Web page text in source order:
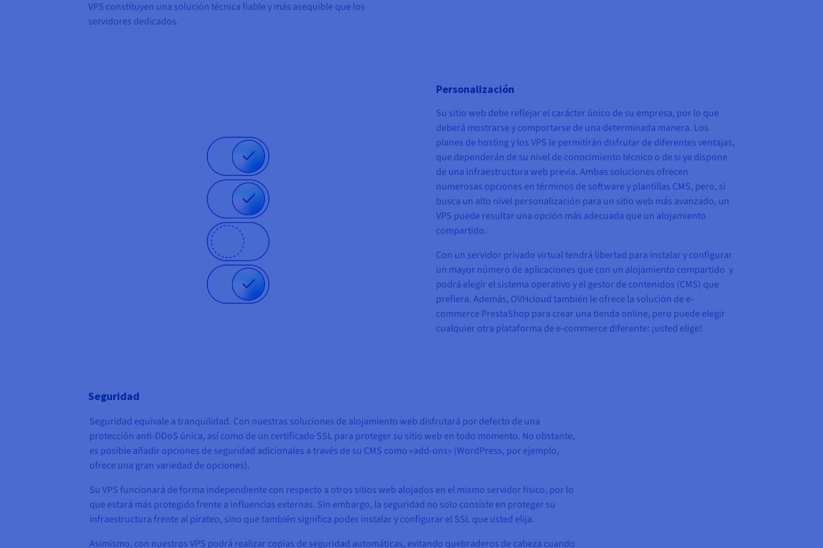
VPS constituyen una solución técnica fiable y más asequible que los
servidores dedicados.
Personalización
Su sitio web debe reflejar el carácter único de su empresa, por lo que
deberá mostrarse y comportarse de una determinada manera. Los
planes de hosting y los VPS le permitirán disfrutar de diferentes ventajas,
que dependerán de su nivel de conocimiento técnico o de si ya dispone
de una infraestructura web previa. Ambas soluciones ofrecen
numerosas opciones en términos de software y plantillas CMS, pero, si
busca un alto nivel personalización para un sitio web más avanzado, un
VPS puede resultar una opción más adecuada que un alojamiento
compartido.
Con un servidor privado virtual tendrá libertad para instalar y configurar
un mayor número de aplicaciones que con un alojamiento compartido y
podrá elegir el sistema operativo y el gestor de contenidos (CMS) que
prefiera. Además, OVHcloud también le ofrece la solución de e-
commerce PrestaShop para crear una tienda online, pero puede elegir
cualquier otra plataforma de e-commerce diferente: ¡usted elige!
Seguridad
Seguridad equivale a tranquilidad. Con nuestras soluciones de alojamiento web disfrutará por defecto de una
protección anti-DDoS única, así como de un certificado SSL para proteger su sitio web en todo momento. No obstante,
es posible añadir opciones de seguridad adicionales a través de su CMS como «add-ons» (WordPress, por ejemplo,
ofrece una gran variedad de opciones).
Su VPS funcionará de forma independiente con respecto a otros sitios web alojados en el mismo servidor físico, por lo
que estará más protegido frente a influencias externas. Sin embargo, la seguridad no solo consiste en proteger su
infraestructura frente al pirateo, sino que también significa poder instalar y configurar el SSL que usted elija.
Asimismo, con nuestros VPS podrá realizar copias de seguridad automáticas, evitando quebraderos de cabeza cuando